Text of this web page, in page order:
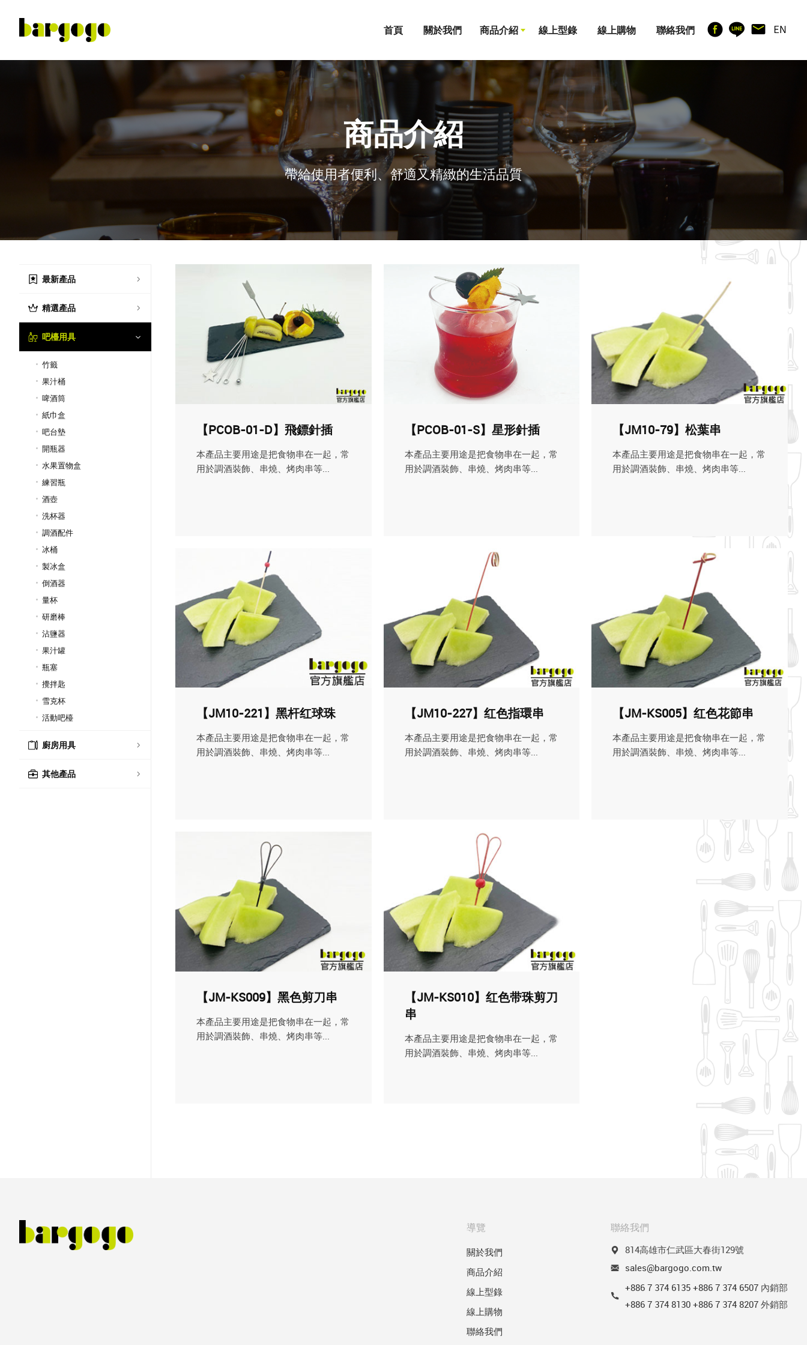
首頁 關於我們 商品介紹 線上型錄 線上購物 聯絡我們
精選產品 吧檯用具 廚房用具 其他產品
商品介紹
帶給使用者便利、舒適又精緻的生活品質
最新產品
精選產品
吧檯用具
竹籤
果汁桶
啤酒筒
紙巾盒
吧台墊
開瓶器
水果置物盒
練習瓶
酒壺
洗杯器
調酒配件
冰桶
製冰盒
倒酒器
量杯
研磨棒
沾鹽器
果汁罐
瓶塞
攪拌匙
雪克杯
活動吧檯
廚房用具
其他產品
【PCOB-01-D】飛鏢針插
本產品主要用途是把食物串在一起，常
用於調酒裝飾、串燒、烤肉串等...
【PCOB-01-S】星形針插
本產品主要用途是把食物串在一起，常
用於調酒裝飾、串燒、烤肉串等...
【JM10-79】松葉串
本產品主要用途是把食物串在一起，常
用於調酒裝飾、串燒、烤肉串等...
【JM10-221】黑杆红球珠
本產品主要用途是把食物串在一起，常
用於調酒裝飾、串燒、烤肉串等...
【JM10-227】红色指環串
本產品主要用途是把食物串在一起，常
用於調酒裝飾、串燒、烤肉串等...
【JM-KS005】红色花節串
本產品主要用途是把食物串在一起，常
用於調酒裝飾、串燒、烤肉串等...
【JM-KS009】黑色剪刀串
本產品主要用途是把食物串在一起，常
用於調酒裝飾、串燒、烤肉串等...
【JM-KS010】红色带珠剪刀
串
本產品主要用途是把食物串在一起，常
用於調酒裝飾、串燒、烤肉串等...
聯絡我們
814高雄市仁武區大春街129號
sales@bargogo.com.tw
+886 7 374 6135 +886 7 374 6507 內銷部
+886 7 374 8130 +886 7 374 8207 外銷部
導覽
關於我們
商品介紹
線上型錄
線上購物
聯絡我們